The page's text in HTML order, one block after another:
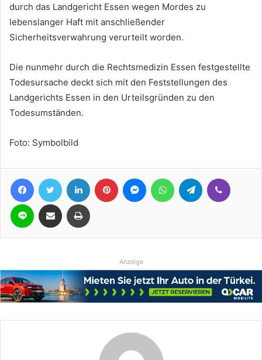
durch das Landgericht Essen wegen Mordes zu
lebenslanger Haft mit anschließender
Sicherheitsverwahrung verurteilt worden.
Die nunmehr durch die Rechtsmedizin Essen festgestellte
Todesursache deckt sich mit den Feststellungen des
Landgerichts Essen in den Urteilsgründen zu den
Todesumständen.
Foto: Symbolbild
FacebookTwitter LinkedIn Pinterest MessengerWhatsAppTelegram
Line Teile per E-Mail Drucken
Anzeige